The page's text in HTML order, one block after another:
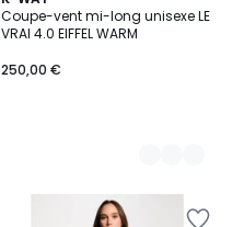
Coupe-vent mi-long unisexe LE
VRAI 4.0 EIFFEL WARM
250,00 €
Couleurs